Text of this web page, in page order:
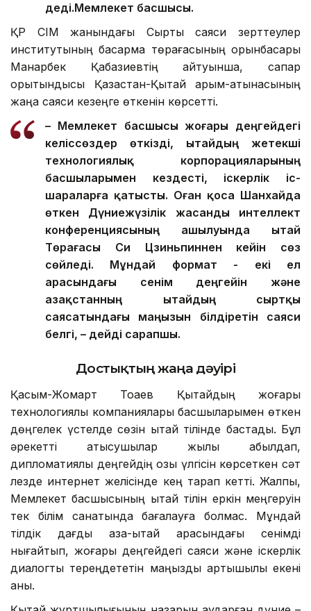
деді.Мемлекет басшысы.
ҚР СІМ жанындағы Сыртқы саяси зерттеулер
институтының басқарма төрағасының орынбасары
Манарбек Қабазиевтің айтуынша, сапар
қорытындысы Қазақстан-Қытай қарым-қатынасының
жаңа саяси кезеңге өткенін көрсетті.
– Мемлекет басшысы жоғары деңгейдегі
келіссөздер өткізді, Қытайдың жетекші
технологиялық корпорацияларының
басшыларымен кездесті, іскерлік іс-
шараларға қатысты. Оған қоса Шанхайда
өткен Дүниежүзілік жасанды интеллект
конференциясының ашылуында Қытай
Төрағасы Си Цзиньпиннен кейін сөз
сөйледі. Мұндай формат - екі ел
арасындағы сенім деңгейін және
Қазақстанның Қытайдың сыртқы
саясатындағы маңызын білдіретін саяси
белгі, – дейді сарапшы.
Достықтың жаңа дәуірі
Қасым-Жомарт Тоқаев Қытайдың жоғары
технологиялық компаниялары басшыларымен өткен
дөңгелек үстелде сөзін қытай тілінде бастады. Бұл
әрекетті қатысушылар жылы қабылдап,
дипломатиялық деңгейдің озық үлгісін көрсеткен сәт
лезде интернет желісінде кең тарап кетті. Жалпы,
Мемлекет басшысының қытай тілін еркін меңгеруін
тек білім санатында бағалауға болмас. Мұндай
тілдік дағды қазақ-қытай арасындағы сенімді
нығайтып, жоғары деңгейдегі саяси және іскерлік
диалогты тереңдететін маңызды артықшылық екені
анық.